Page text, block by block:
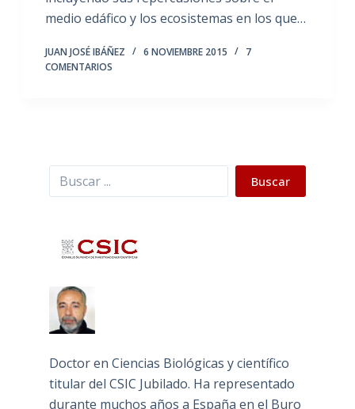
medio edáfico y los ecosistemas en los que…
JUAN JOSÉ IBÁÑEZ 6 NOVIEMBRE 2015
7
COMENTARIOS
Buscar Buscar
Doctor en Ciencias Biológicas y científico
titular del CSIC Jubilado. Ha representado
durante muchos años a España en el Buro